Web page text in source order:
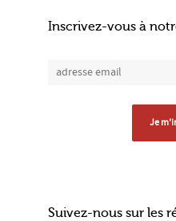
Inscrivez-vous à
Suivez-nous sur les